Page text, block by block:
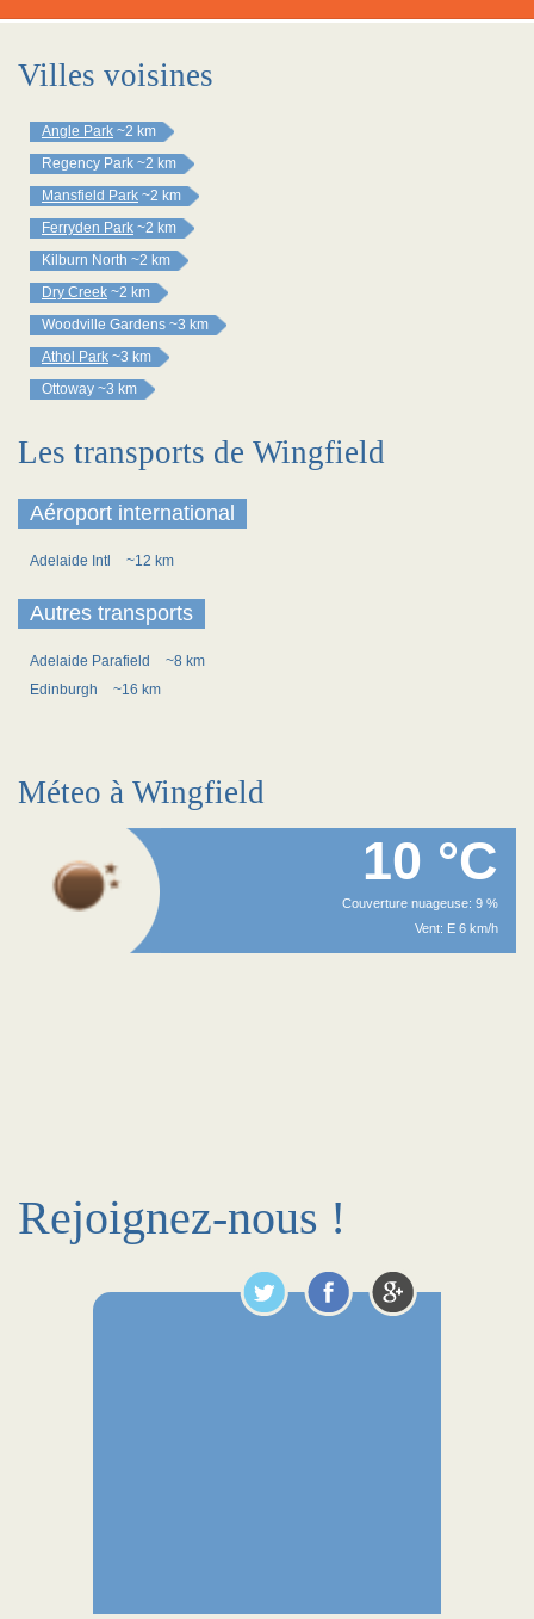
Villes voisines
Angle Park ~2 km
Regency Park ~2 km
Mansfield Park ~2 km
Ferryden Park ~2 km
Kilburn North ~2 km
Dry Creek ~2 km
Woodville Gardens ~3 km
Athol Park ~3 km
Ottoway ~3 km
Les transports de Wingfield
Aéroport international
Adelaide Intl ~12 km
Autres transports
Adelaide Parafield
~8 km
Edinburgh
~16 km
Méteo à Wingfield
10 °C
Couverture nuageuse: 9 %
Vent: E 6 km/h
Rejoignez-nous !